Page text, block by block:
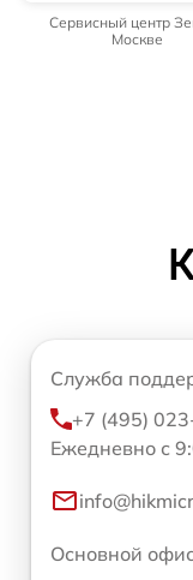
Сервисный центр
Москве
Служба
+7 (495)
Ежедневно с
Основной